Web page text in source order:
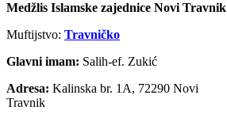
Medžlis Islamske zajednice Novi Travnik
Muftijstvo: Travničko
Glavni imam: Salih-ef. Zukić
Adresa: Kalinska br. 1A, 72290 Novi
Travnik